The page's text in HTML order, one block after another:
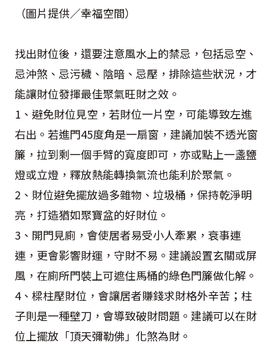
（圖片提供／幸福空間）
找出財位後，還要注意風水上的禁忌，包括忌空、
忌沖煞、忌污穢、陰暗、忌壓，排除這些狀況，才
能讓財位發揮最佳聚氣旺財之效。
1、避免財位見空，若財位一片空，可能導致左進
右出。若進門45度角是一扇窗，建議加裝不透光窗
簾，拉到剩一個手臂的寬度即可，亦或點上一盞鹽
燈或立燈，釋放熱能轉換氣流也能利於聚氣。
2、財位避免擺放過多雜物、垃圾桶，保持乾淨明
亮，打造猶如聚寶盆的好財位。
3、開門見廁，會使居者易受小人牽累，衰事連
連，更會影響財運，守財不易。建議設置玄關或屏
風，在廁所門裝上可遮住馬桶的綠色門簾做化解。
4、樑柱壓財位，會讓居者賺錢求財格外辛苦；柱
子則是一種壁刀，會導致破財問題。建議可以在財
位上擺放「頂天彌勒佛」化煞為財。